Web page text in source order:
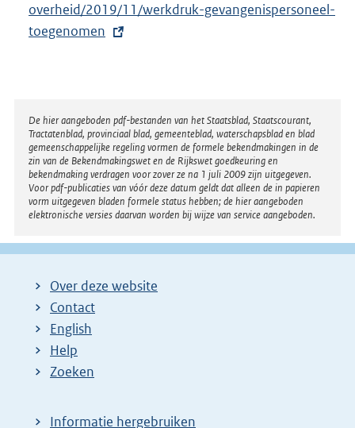
t
l
i
n
k
:
overheid/2019/11/werkdruk-gevangenispersoneel-
toegenomen
Disclaimer
De hier aangeboden pdf-bestanden van het Staatsblad, Staatscourant,
Tractatenblad, provinciaal blad, gemeenteblad, waterschapsblad en blad
gemeenschappelijke regeling vormen de formele bekendmakingen in de
zin van de Bekendmakingswet en de Rijkswet goedkeuring en
bekendmaking verdragen voor zover ze na 1 juli 2009 zijn uitgegeven.
Voor pdf-publicaties van vóór deze datum geldt dat alleen de in papieren
vorm uitgegeven bladen formele status hebben; de hier aangeboden
elektronische versies daarvan worden bij wijze van service aangeboden.
Over deze website
Contact
English
Help
Zoeken
Informatie hergebruiken